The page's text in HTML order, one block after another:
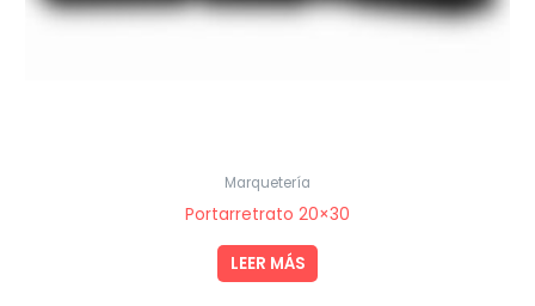
Marquetería
Portarretrato 20×30
LEER MÁS